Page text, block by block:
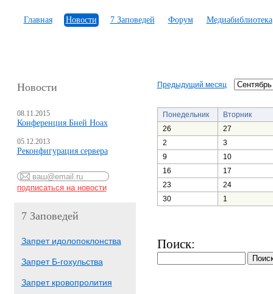
Главная Новости 7 Заповедей Форум Медиабиблиотека
Новости
08.11.2015
Конференция Бней Ноах
05.12.2013
Реконфигурация сервера
7 Заповедей
Запрет идолопоклонства
Запрет Б-гохульства
Запрет кровопролития
Предыдущий месяц
Понедельник
Вторник
26
27
2
3
9
10
16
17
23
24
30
1
Поиск: